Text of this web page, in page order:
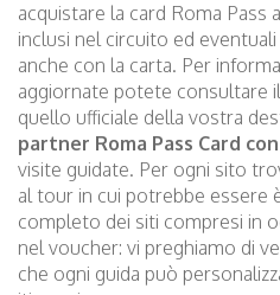
acquistare la card Roma Pass
inclusi nel circuito ed
anche con la carta. Per
aggiornate potete consultare
quello ufficiale della vostra
partner Roma Pass Card
visite guidate. Per ogni sito
al tour in cui potrebbe essere
completo dei siti compresi in
nel voucher: vi preghiamo di
che ogni guida può